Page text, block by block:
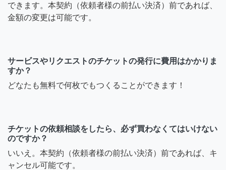
できます。本契約（依頼者様の前払い決済）前であれば、
金額の変更は可能です。
サービスやリクエストのチケットの発行に費用はかかりま
すか？
どなたも無料で何枚でもつくることができます！
チケットの依頼相談をしたら、必ず買わなくてはいけない
のですか？
いいえ。本契約（依頼者様の前払い決済）前であれば、キ
ャンセル可能です。